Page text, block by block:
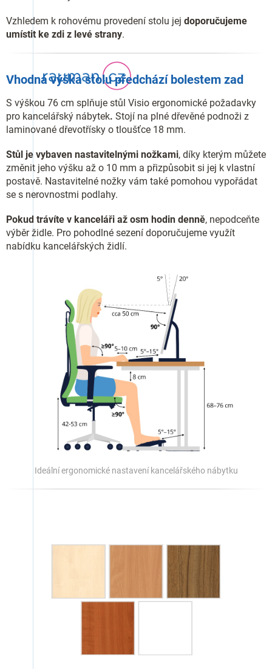
Vzhledem k rohovému provedení stolu jej doporučujeme
umístit ke zdi z levé strany.
Vhodná výška stolu předchází bolestem zad
S výškou 76 cm splňuje stůl Visio ergonomické požadavky
pro kancelářský nábytek. Stojí na plné dřevěné podnoži z
laminované dřevotřísky o tloušťce 18 mm.
Stůl je vybaven nastavitelnými nožkami, díky kterým můžete
změnit jeho výšku až o 10 mm a přizpůsobit si jej k vlastní
postavě. Nastavitelné nožky vám také pomohou vypořádat
se s nerovnostmi podlahy.
Pokud trávíte v kanceláři až osm hodin denně, nepodceňte
výběr židle. Pro pohodlné sezení doporučujeme využít
nabídku kancelářských židlí.
Ideální ergonomické nastavení kancelářského nábytku